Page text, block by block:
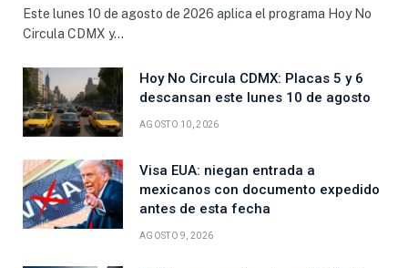
Este lunes 10 de agosto de 2026 aplica el programa Hoy No
Circula CDMX y…
Hoy No Circula CDMX: Placas 5 y 6
descansan este lunes 10 de agosto
AGOSTO 10, 2026
Visa EUA: niegan entrada a
mexicanos con documento expedido
antes de esta fecha
AGOSTO 9, 2026